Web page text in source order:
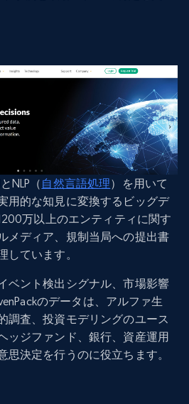
NLP（ 自然言語処理）を用いて
用的な知見に変換するビッグデ
万以上のエンティティに関す
メディア、規制当局への提出書
しています。
ベント検出シグナル、市場影響
のデータは、アルファ生
調査、投資モデリングのユース
ッジファンド、銀行、資産運用
思決定を行うのに役立ちます。